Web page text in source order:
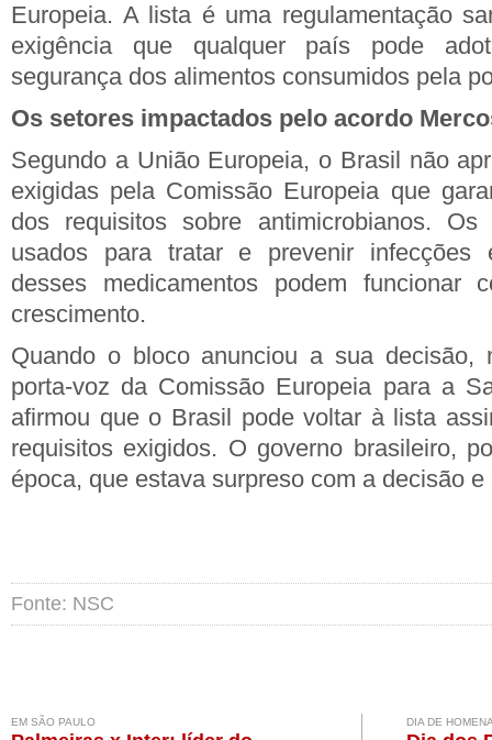
Europeia. A lista é uma regulamentação
exigência que qualquer país pode
segurança dos alimentos consumidos pela
Os setores impactados pelo acordo
Segundo a União Europeia, o Brasil não
exigidas pela Comissão Europeia que
dos requisitos sobre antimicrobianos. Os
usados para tratar e prevenir infecções
desses medicamentos podem funcionar
crescimento.
Quando o bloco anunciou a sua
porta-voz da Comissão Europeia para a
afirmou que o Brasil pode voltar à lista
requisitos exigidos. O governo brasileiro,
época, que estava surpreso com a decisão
Fonte: NSC
EM SÃO PAULO DIA DE